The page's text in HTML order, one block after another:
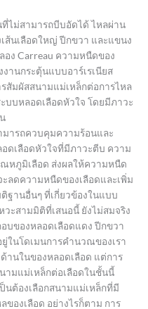
ไม่สามารถบีบอัดได้ ไหลผ่าน
ส้นเลือดใหญ่ ปีกขวา และแขนง
ง Carreau ความหนืดของ
านกระตุ้นแบบอาร์เรเนียส
สัมผัสสนามแม่เหล็กต่อการไหล
บบหลอดเลือดหัวใจ โดยมีภาวะ
ารถควบคุมความร้อนและ
ดเลือดหัวใจที่มีภาวะตีบ ความ
หภูมิเลือด ส่งผลให้ความหนืด
ลดความหนืดของเลือดและเพิ่ม
ฐานอื่นๆ ที่เกี่ยวข้องในแบบ
ะสามมิติที่เสนอนี้ ยังไม่สมจริง
บของหลอดเลือดแดง ปีกขวา
ในโดเมนการคำนวณของเรา
านในของหลอดเลือด แต่การ
มแม่เหล็กต่อเลือดในชั้นนี้
นต้องเลือกสนามแม่เหล็กที่มี
องเลือด อย่างไรก็ตาม การ